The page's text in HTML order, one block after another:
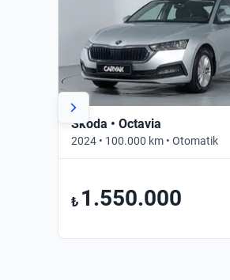
Skoda • Octavia
2024 • 100.000 km • Otomatik
₺ 1.550.000